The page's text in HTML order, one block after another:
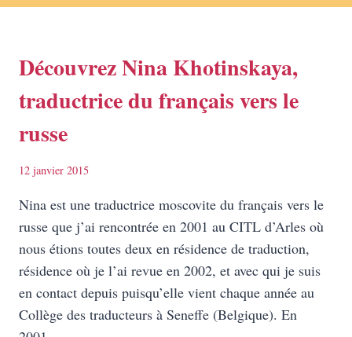
Découvrez Nina Khotinskaya,
traductrice du français vers le
russe
12 janvier 2015
Nina est une traductrice moscovite du français vers le
russe que j’ai rencontrée en 2001 au CITL d’Arles où
nous étions toutes deux en résidence de traduction,
résidence où je l’ai revue en 2002, et avec qui je suis
en contact depuis puisqu’elle vient chaque année au
Collège des traducteurs à Seneffe (Belgique). En